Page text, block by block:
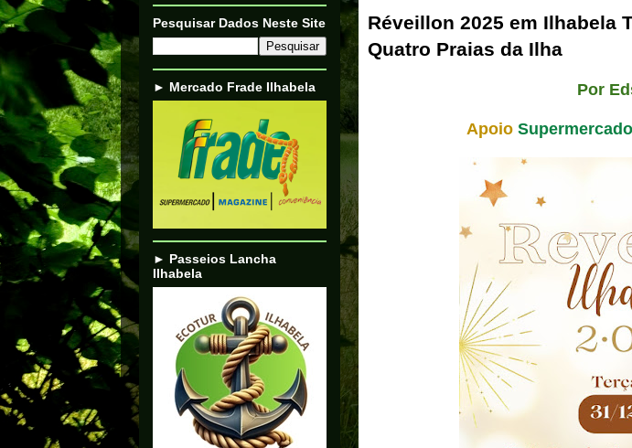
Réveillon 2025 em Ilhabela
Quatro Praias da Ilha
Por
Apoio
Pesquisar Dados Neste Site
► Mercado Frade Ilhabela
► Passeios Lancha
Ilhabela